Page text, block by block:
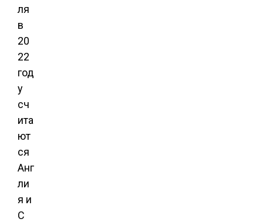
ля
в
20
22
год
у
сч
ита
ют
ся
Анг
ли
я и
С